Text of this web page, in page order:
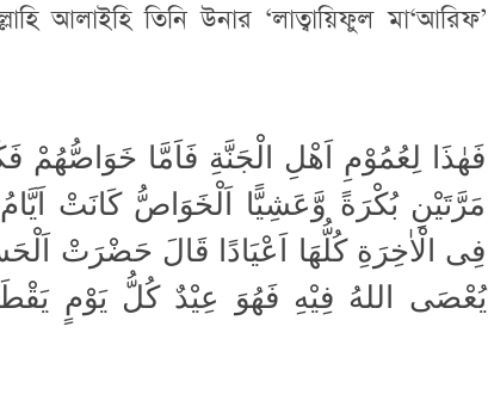
আলাইহি তিনি উনার ‘লাত্বায়িফুল মা‘আরিফ’
فَهٰذَا لِعُمُوْمِ اَهْلِ الْجَنَّةِ فَاَمَّا
مَرَّتَيْنِ بُكْرَةً وَّعَشِيًّا اَلْخَوَاصُّ كَانَتْ اَيَّامُ
فِى الْاٰخِرَةِ كُلُّهَا اَعْيَادًا قَالَ حَضْرَتْ
يُعْصَى اللهُ فِيْهِ فَهُوَ عِيْدٌ كُلُّ يَوْمٍ